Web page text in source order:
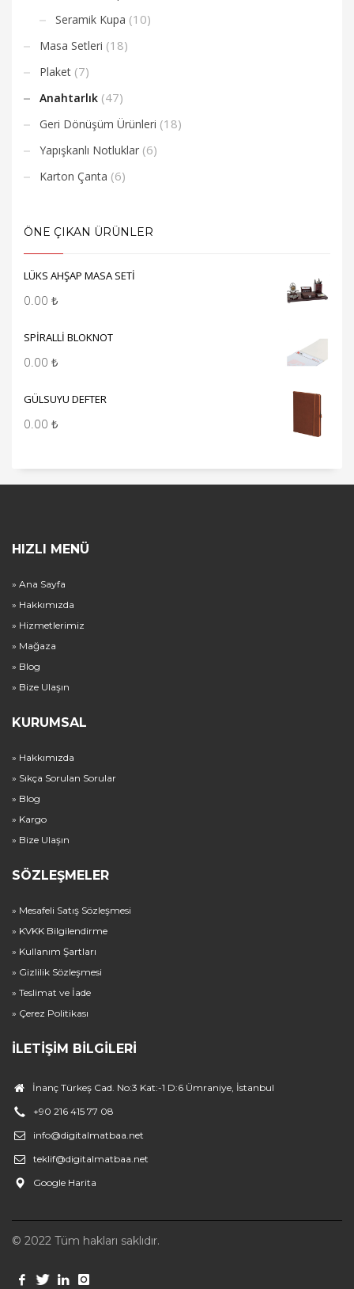
Seramik Kupa (10)
Masa Setleri (18)
Plaket (7)
Anahtarlık (47)
Geri Dönüşüm Ürünleri (18)
Yapışkanlı Notluklar (6)
Karton Çanta (6)
ÖNE ÇIKAN ÜRÜNLER
LÜKS AHŞAP MASA SETİ
0.00 ₺
SPİRALLİ BLOKNOT
0.00 ₺
GÜLSUYU DEFTER
0.00 ₺
HIZLI MENÜ
» Ana Sayfa
» Hakkımızda
» Hizmetlerimiz
» Mağaza
» Blog
» Bize Ulaşın
KURUMSAL
» Hakkımızda
» Sıkça Sorulan Sorular
» Blog
» Kargo
» Bize Ulaşın
SÖZLEŞMELER
» Mesafeli Satış Sözleşmesi
» KVKK Bilgilendirme
» Kullanım Şartları
» Gizlilik Sözleşmesi
» Teslimat ve İade
» Çerez Politikası
İLETIŞIM BILGILERI
İnanç Türkeş Cad. No:3 Kat:-1 D:6 Ümraniye, İstanbul
+90 216 415 77 08
info@digitalmatbaa.net
teklif@digitalmatbaa.net
Google Harita
© 2022 Tüm hakları saklıdır.